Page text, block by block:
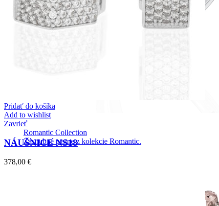
Romantic Collection
Zásnubné prstne z kolekcie Romantic.
Pridať do košíka
Add to wishlist
Zavrieť
NÁUŠNICE NS18
378,00 €